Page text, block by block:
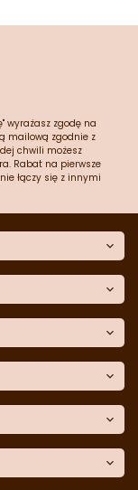
wyrażasz zgodę na
mailową zgodnie z
chwili możesz
Rabat na pierwsze
łączy się z innymi